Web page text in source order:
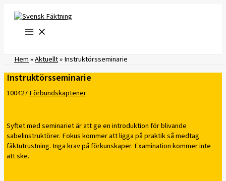
innehåll
Hem»Aktuellt»Instruktörsseminarie
Instruktörsseminarie
100427Förbundskaptener
Syftet med seminariet är att ge en introduktion för blivande
sabelinstruktörer. Fokus kommer att ligga på praktik så medtag
fäktutrustning. Inga krav på förkunskaper. Examination kommer inte
att ske.